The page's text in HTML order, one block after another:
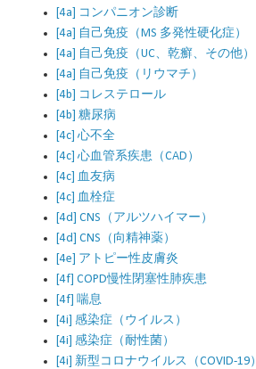
[4a] コンパニオン診断
[4a] 自己免疫（MS 多発性硬化症）
[4a] 自己免疫（UC、乾癬、その他）
[4a] 自己免疫（リウマチ）
[4b] コレステロール
[4b] 糖尿病
[4c] 心不全
[4c] 心血管系疾患（CAD）
[4c] 血友病
[4c] 血栓症
[4d] CNS（アルツハイマー）
[4d] CNS（向精神薬）
[4e] アトピー性皮膚炎
[4f] COPD慢性閉塞性肺疾患
[4f] 喘息
[4i] 感染症（ウイルス）
[4i] 感染症（耐性菌）
[4i] 新型コロナウイルス（COVID-19）